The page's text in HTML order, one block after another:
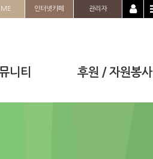
인터넷카페 관리자
니티 후원 / 자원봉사